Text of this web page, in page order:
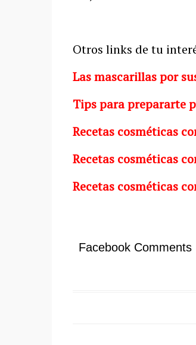
Otros links de tu
Las mascarillas por
Tips para prepararte
Recetas cosméticas
Recetas cosméticas
Recetas cosméticas
Facebook Comments